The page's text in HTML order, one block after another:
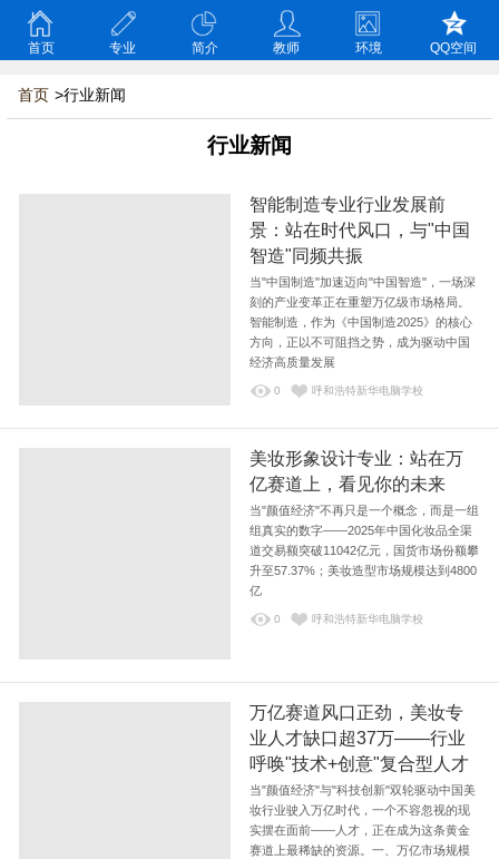
首页 专业 简介 教师 环境 QQ空间
首页 >行业新闻
行业新闻
智能制造专业行业发展前
景：站在时代风口，与"中国
智造"同频共振
当"中国制造"加速迈向"中国智造"，一场深
刻的产业变革正在重塑万亿级市场格局。
智能制造，作为《中国制造2025》的核心
方向，正以不可阻挡之势，成为驱动中国
经济高质量发展
0 呼和浩特新华电脑学校
美妆形象设计专业：站在万
亿赛道上，看见你的未来
当"颜值经济"不再只是一个概念，而是一组
组真实的数字——2025年中国化妆品全渠
道交易额突破11042亿元，国货市场份额攀
升至57.37%；美妆造型市场规模达到4800
亿
0 呼和浩特新华电脑学校
万亿赛道风口正劲，美妆专
业人才缺口超37万——行业
呼唤"技术+创意"复合型人才
当"颜值经济"与"科技创新"双轮驱动中国美
妆行业驶入万亿时代，一个不容忽视的现
实摆在面前——人才，正在成为这条黄金
赛道上最稀缺的资源。一、万亿市场规模